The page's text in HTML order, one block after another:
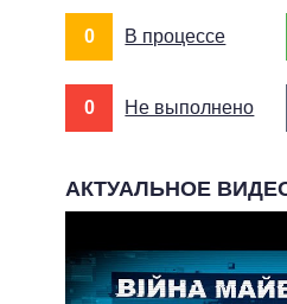
0 В процессе
0 Не выполнено
АКТУАЛЬНОЕ